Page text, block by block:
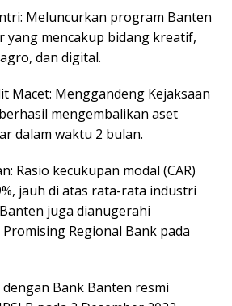
Meluncurkan program Banten
yang mencakup bidang kreatif,
dan digital.
Macet: Menggandeng Kejaksaan
mengembalikan aset
dalam waktu 2 bulan.
Rasio kecukupan modal (CAR)
jauh di atas rata-rata industri
juga dianugerahi
Regional Bank pada
Bank Banten resmi